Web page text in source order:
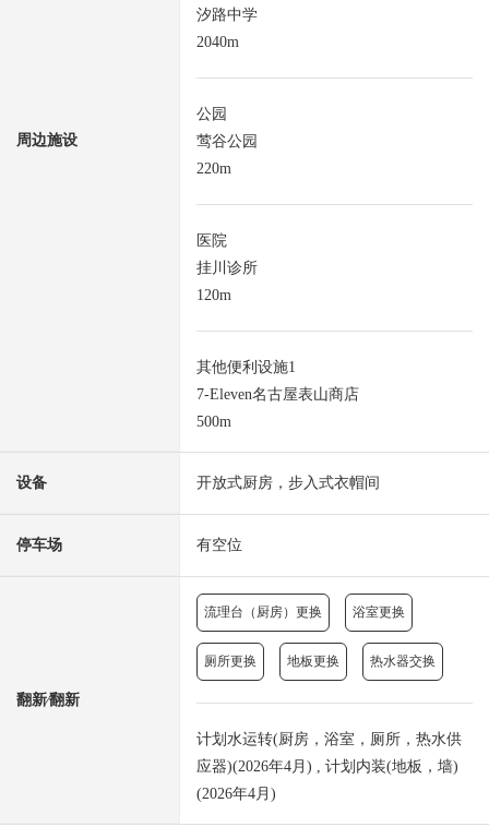
周边施设
汐路中学
2040m
公园
莺谷公园
220m
医院
挂川诊所
120m
其他便利设施1
7-Eleven名古屋表山商店
500m
设备 开放式厨房，步入式衣帽间
停车场 有空位
翻新⁄翻新
流理台（厨房）更换 浴室更换
厕所更换 地板更换 热水器交换
计划水运转(厨房，浴室，厕所，热水供
应器)(2026年4月) , 计划内装(地板，墙)
(2026年4月)